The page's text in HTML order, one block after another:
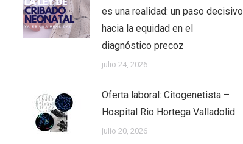
es una realidad: un paso decisivo
hacia la equidad en el
diagnóstico precoz
julio 24, 2026
Oferta laboral: Citogenetista –
Hospital Rio Hortega Valladolid
julio 20, 2026